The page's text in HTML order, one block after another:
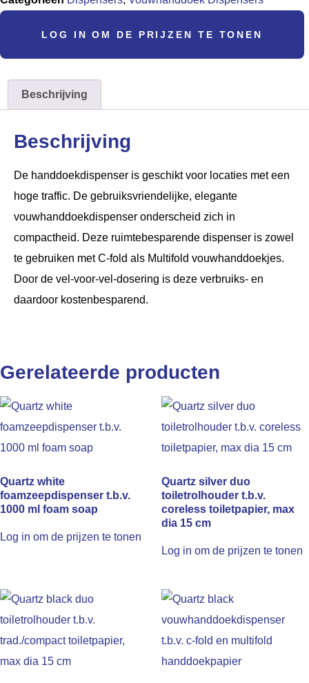
LOG IN OM DE PRIJZEN TE TONEN
Beschrijving
Beschrijving
De handdoekdispenser is geschikt voor locaties met een
hoge traffic. De gebruiksvriendelijke, elegante
vouwhanddoekdispenser onderscheid zich in
compactheid. Deze ruimtebesparende dispenser is zowel
te gebruiken met C-fold als Multifold vouwhanddoekjes.
Door de vel-voor-vel-dosering is deze verbruiks- en
daardoor kostenbesparend.
Gerelateerde producten
Quartz white
foamzeepdispenser t.b.v.
1000 ml foam soap
Log in om de prijzen te tonen
Quartz silver duo
toiletrolhouder t.b.v.
coreless toiletpapier, max
dia 15 cm
Log in om de prijzen te tonen